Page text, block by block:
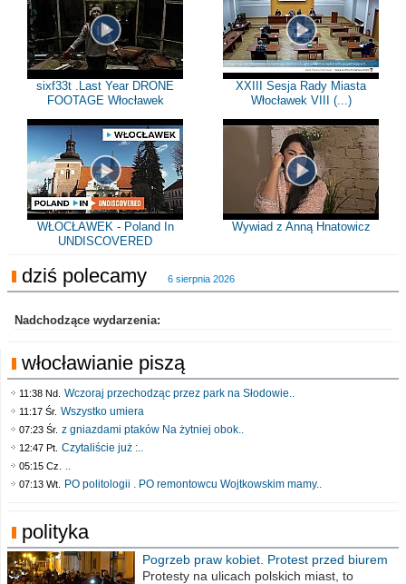
sixf33t .Last Year DRONE
FOOTAGE Włocławek
XXIII Sesja Rady Miasta
Włocławek VIII (...)
WŁOCŁAWEK - Poland In
UNDISCOVERED
Wywiad z Anną Hnatowicz
dziś polecamy 6 sierpnia 2026
Nadchodzące wydarzenia:
włocławianie piszą
11:38 Nd. Wczoraj przechodząc przez park na Słodowie..
11:17 Śr. Wszystko umiera
07:23 Śr. z gniazdami ptaków Na żytniej obok..
12:47 Pt. Czytaliście już :..
05:15 Cz. ..
07:13 Wt. PO politologii . PO remontowcu Wojtkowskim mamy..
polityka
Pogrzeb praw kobiet. Protest przed biurem
poselskim PiS
Protesty na ulicach polskich miast, to